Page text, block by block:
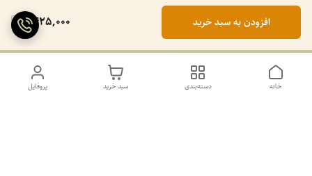
1,425,000 افزودن به سبد خرید
پروفایل سبد خرید دسته‌بندی خانه